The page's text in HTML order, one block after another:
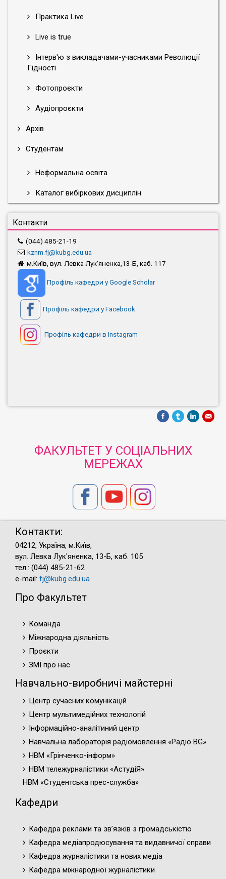
Практика Live
Live is true
Інтерв'ю з викладачами-учасниками Революції
Гідності
Фотопроєкти
Аудіопроєкти
Архів
Студентам
Неформальна освіта
Каталог вибіркових дисциплін
Контакти
(044) 485-21-19
kznm.fj@kubg.edu.ua
м.Київ, вул. Левка Лук'яненка,13-Б, каб. 117
Профіль кафедри у Google Scholar
Профіль кафедри у Facebook
Профіль кафедри в Instagram
ФАКУЛЬТЕТ У СОЦІАЛЬНИХ
МЕРЕЖАХ
Контакти:
04212, Україна, м.Київ,
вул. Левка Лук'яненка, 13-Б, каб. 105
тел.: (044) 485-21-62
e-mail: fj@kubg.edu.ua
Про Факультет
Команда
Міжнародна діяльність
Проєкти
ЗМІ про нас
Навчально-виробничі майстерні
Центр сучасних комунікацій
Центр мультимедійних технологій
Інформаційно-аналітиний центр
Навчальна лабораторія радіомовлення «Радіо BG»
НВМ «Грінченко-інформ»
НВМ тележурналістики «АстудіЯ»
НВМ «Студентська прес-служба»
Кафедри
Кафедра реклами та зв’язків з громадськістю
Кафедра медіапродюсування та видавничої справи
Кафедра журналістики та нових медіа
Кафедра міжнародної журналістики